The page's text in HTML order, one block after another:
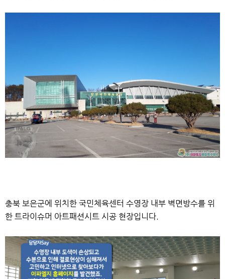
충북 보은군에 위치한 국민체육센터 수영장 내부 벽면방수를 위
한 트라이슈머 아트패션시트 시공 현장입니다.